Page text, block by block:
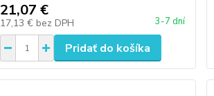
21,07 €
17,13 € bez DPH 3-7 dní
Pridať do košíka